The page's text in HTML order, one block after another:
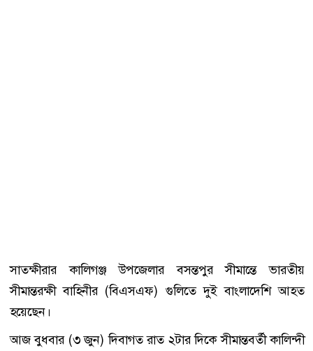
সাতক্ষীরার কালিগঞ্জ উপজেলার বসন্তপুর সীমান্তে ভারতীয়
সীমান্তরক্ষী বাহিনীর (বিএসএফ) গুলিতে দুই বাংলাদেশি আহত
হয়েছেন।
আজ বুধবার (৩ জুন) দিবাগত রাত ২টার দিকে সীমান্তবর্তী কালিন্দী